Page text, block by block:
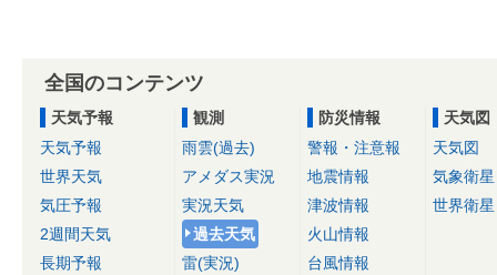
全国のコンテンツ
天気予報
天気予報
世界天気
気圧予報
2週間天気
長期予報
観測
雨雲(過去)
アメダス実況
実況天気
過去天気
雷(実況)
防災情報
警報・注意報
地震情報
津波情報
火山情報
台風情報
天気図
天気図
気象衛星
世界衛星